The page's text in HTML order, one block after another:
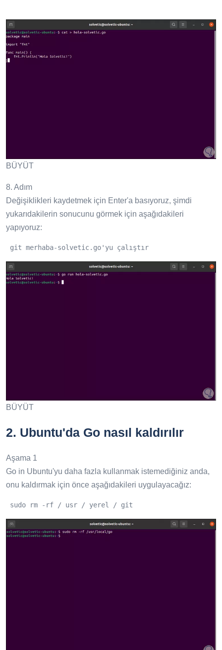
BÜYÜT
8. Adım
Değişiklikleri kaydetmek için Enter'a basıyoruz, şimdi
yukarıdakilerin sonucunu görmek için aşağıdakileri
yapıyoruz:
git merhaba-solvetic.go'yu çalıştır
BÜYÜT
2. Ubuntu'da Go nasıl kaldırılır
Aşama 1
Go in Ubuntu'yu daha fazla kullanmak istemediğiniz anda,
onu kaldırmak için önce aşağıdakileri uygulayacağız:
sudo rm -rf / usr / yerel / git